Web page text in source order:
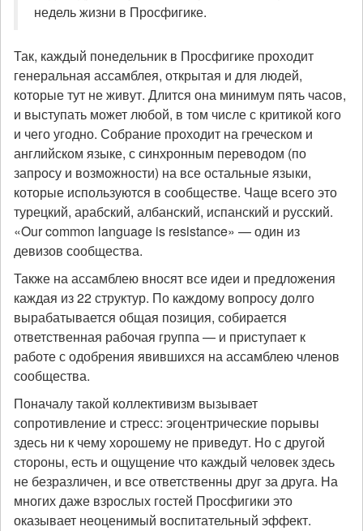
недель жизни в Просфигике.
Так, каждый понедельник в Просфигике проходит
генеральная ассамблея, открытая и для людей,
которые тут не живут. Длится она минимум пять часов,
и выступать может любой, в том числе с критикой кого
и чего угодно. Собрание проходит на греческом и
английском языке, с синхронным переводом (по
запросу и возможности) на все остальные языки,
которые используются в сообществе. Чаще всего это
турецкий, арабский, албанский, испанский и русский.
«Our common language is resistance» — один из
девизов сообщества.
Также на ассамблею вносят все идеи и предложения
каждая из 22 структур. По каждому вопросу долго
вырабатывается общая позиция, собирается
ответственная рабочая группа — и приступает к
работе с одобрения явившихся на ассамблею членов
сообщества.
Поначалу такой коллективизм вызывает
сопротивление и стресс: эгоцентрические порывы
здесь ни к чему хорошему не приведут. Но с другой
стороны, есть и ощущение что каждый человек здесь
не безразличен, и все ответственны друг за друга. На
многих даже взрослых гостей Просфигики это
оказывает неоценимый воспитательный эффект.